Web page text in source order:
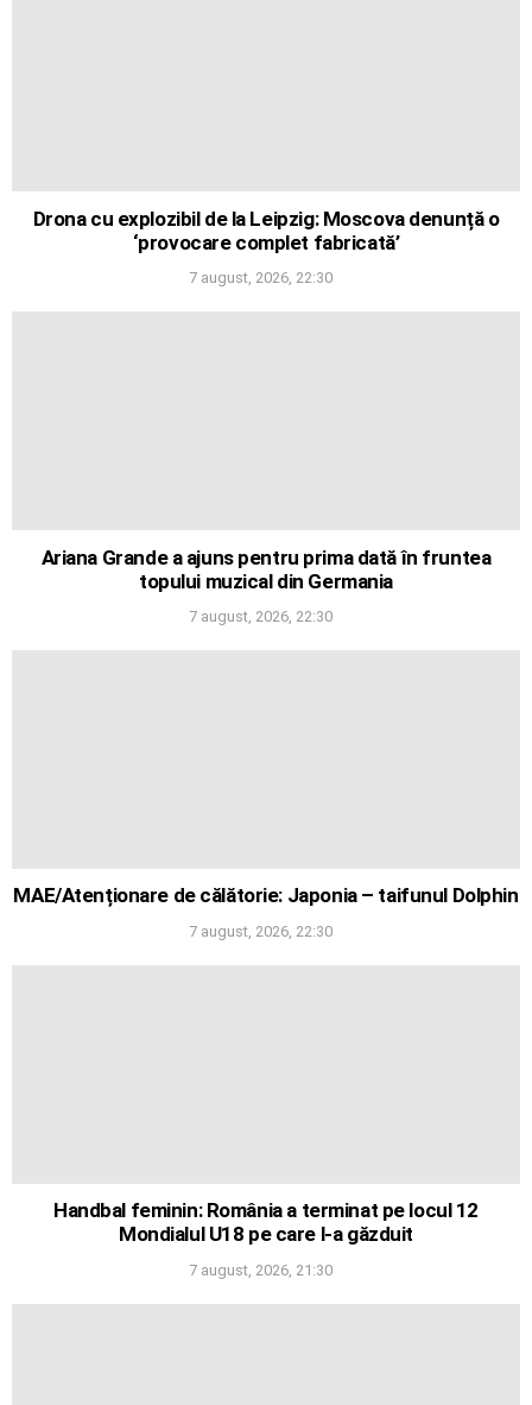
Drona cu explozibil de la Leipzig: Moscova denunță o
‘provocare complet fabricată’
7 august, 2026, 22:30
Ariana Grande a ajuns pentru prima dată în fruntea
topului muzical din Germania
7 august, 2026, 22:30
MAE/Atenționare de călătorie: Japonia – taifunul Dolphin
7 august, 2026, 22:30
Handbal feminin: România a terminat pe locul 12
Mondialul U18 pe care l-a găzduit
7 august, 2026, 21:30